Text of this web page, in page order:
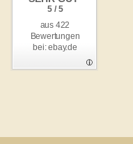
5 / 5
aus 422
Bewertungen
bei: ebay.de